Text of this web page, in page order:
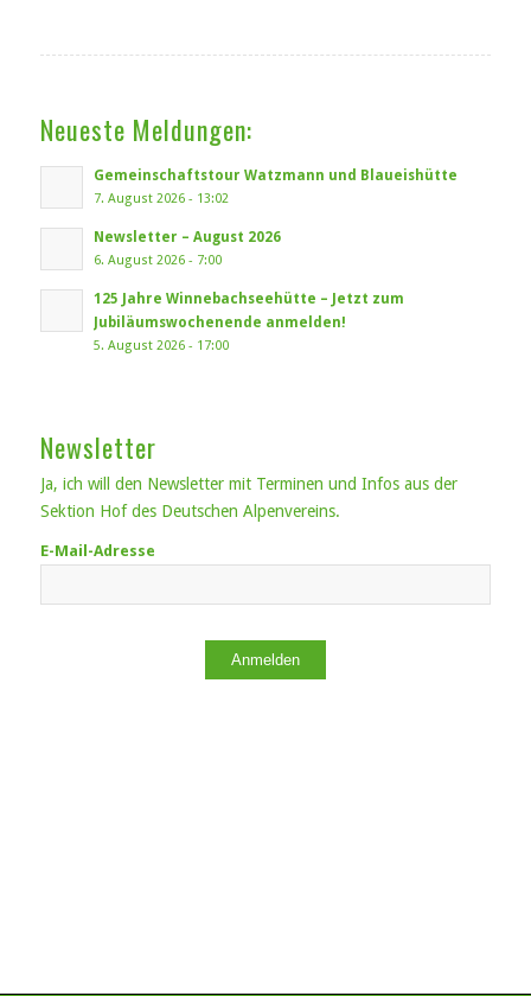
Neueste Meldungen:
Gemeinschaftstour Watzmann und Blaueishütte
7. August 2026 - 13:02
Newsletter – August 2026
6. August 2026 - 7:00
125 Jahre Winnebachseehütte – Jetzt zum
Jubiläumswochenende anmelden!
5. August 2026 - 17:00
Newsletter
Ja, ich will den Newsletter mit Terminen und Infos aus der
Sektion Hof des Deutschen Alpenvereins.
E-Mail-Adresse
Anmelden